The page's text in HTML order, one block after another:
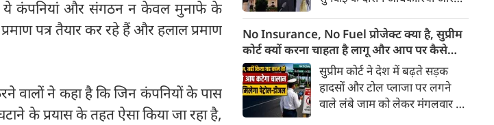
ये कंपनियां और संगठन न केवल मुनाफे के
पत्र तैयार कर रहे हैं और हलाल प्रमाण
वालों ने कहा है कि जिन कंपनियों के पास
के प्रयास के तहत ऐसा किया जा रहा है,
सरकार ने अलग से कोई राष्ट्रीय नीति
नहीं बनाई है। मंत्रालय ने यह भी स्पष्ट
किया कि Flex-Fuel और Electric
Vehicles को प्रोत्साहित करने को
लेकर उसने फिलहाल कोई अलग
अध्ययन नहीं कराया है।
दी। कोर्ट ने कहा कि युवा छात्रों के
विरोध प्रदर्शन के दौरान हिंसा रोकने के
लिए अगर हिंसक तरीके अपनाए गए,
तो इससे स्थिति और बिगड़ सकती है।
No Insurance, No Fuel प्रोजेक्ट क्या है, सुप्रीम
कोर्ट क्यों करना चाहता है लागू और आप पर कैसे
पड़ेगा असर
सुप्रीम कोर्ट ने देश में बढ़ते सड़क
हादसों और टोल प्लाजा पर लगने
वाले लंबे जाम को लेकर मंगलवार को